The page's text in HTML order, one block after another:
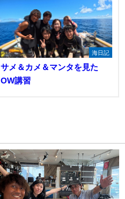
海日記
サメ＆カメ＆マンタを見た
OW講習